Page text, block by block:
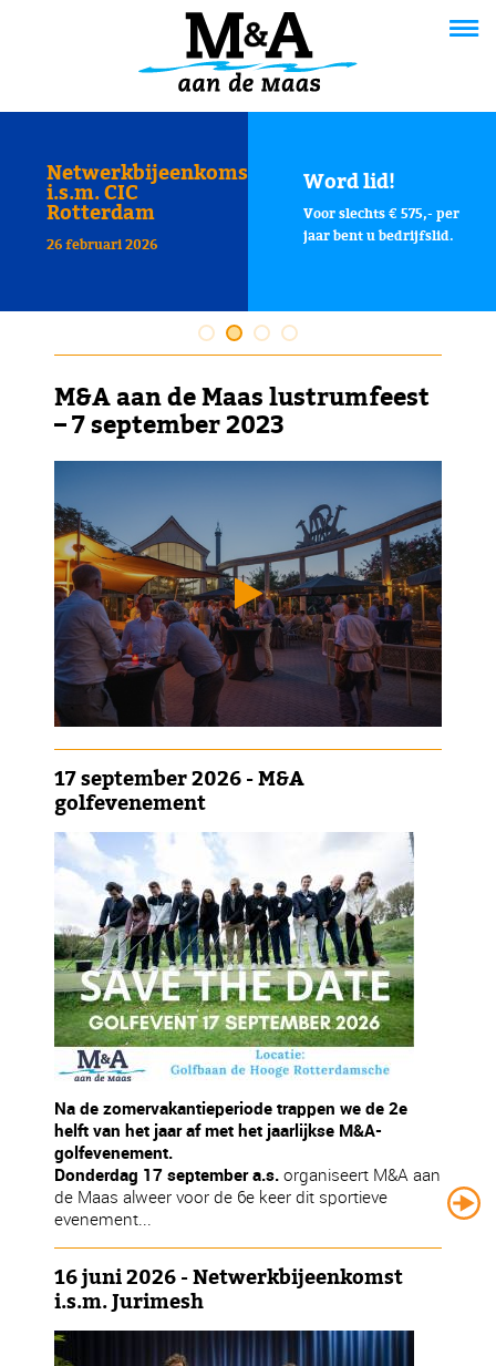
Netwerkbijeenkomst
i.s.m. CIC
Rotterdam
26 februari 2026
Word lid!
Voor slechts € 575,- per
jaar bent u bedrijfslid.
M&A aan de Maas lustrumfeest
– 7 september 2023
17 september 2026 - M&A
golfevenement
Na de zomervakantieperiode trappen we de 2e
helft van het jaar af met het jaarlijkse M&A-
golfevenement.
Donderdag 17 september a.s.organiseert M&A aan
de Maas alweer voor de 6e keer dit sportieve
evenement...
16 juni 2026 - Netwerkbijeenkomst
i.s.m. Jurimesh